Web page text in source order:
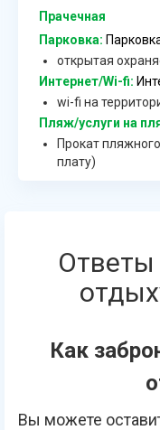
Прачечная
Парковка:
открытая
Интернет/Wi-fi:
wi-fi на
Пляж/услуги на
Прокат
плату)
Как
Вы можете